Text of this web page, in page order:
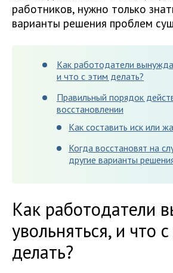
работников, нужно только
варианты решения проблем
Как работодатели
и что с этим делать?
Правильный порядок
восстановлении
Как составить иск или
Когда восстановят на
другие варианты
Как работодатели
увольняться, и что
делать?